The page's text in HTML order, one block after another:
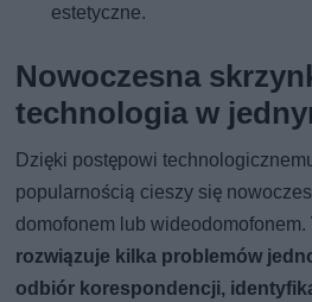
estetyczne.
Nowoczesna
technologia w
Dzięki postępowi
popularnością cieszy się
domofonem lub wideodomofonem.
rozwiązuje kilka problemów
odbiór korespondencji,